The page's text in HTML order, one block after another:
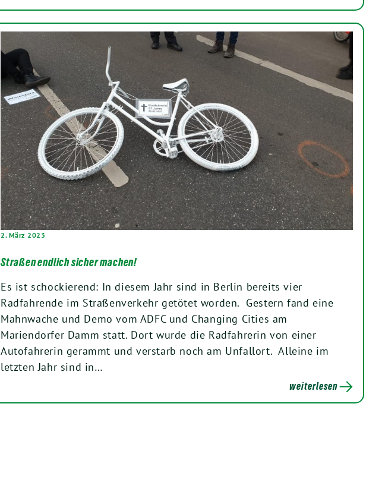
2. März 2023
Straßen endlich sicher machen!
Es ist schockierend: In diesem Jahr sind in Berlin bereits vier
Radfahrende im Straßenverkehr getötet worden. Gestern fand eine
Mahnwache und Demo vom ADFC und Changing Cities am
Mariendorfer Damm statt. Dort wurde die Radfahrerin von einer
Autofahrerin gerammt und verstarb noch am Unfallort. Alleine im
letzten Jahr sind in…
weiterlesen